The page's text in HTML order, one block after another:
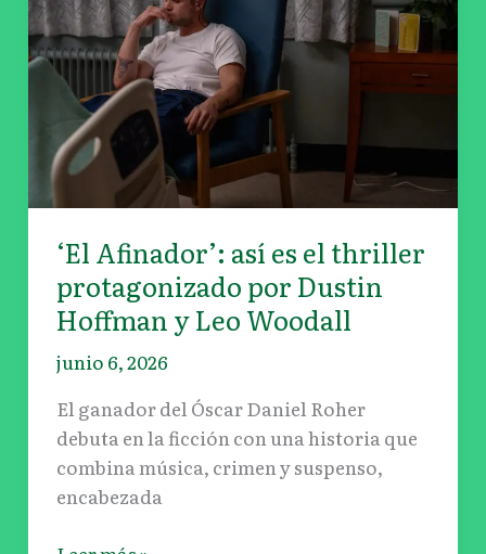
‘El Afinador’: así es el thriller
protagonizado por Dustin
Hoffman y Leo Woodall
junio 6, 2026
El ganador del Óscar Daniel Roher
debuta en la ficción con una historia que
combina música, crimen y suspenso,
encabezada
es
el
thriller
protagonizado
por
Dustin
Hoffman
Leo
Woodall